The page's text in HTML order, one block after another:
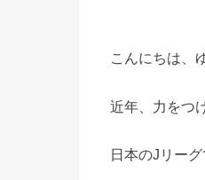
こんにちは、
近年、力をつ
日本のJリー